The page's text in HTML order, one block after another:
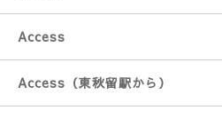
Access
Access（東秋留駅から）